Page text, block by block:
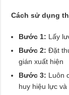
Cách sử dụng
Bước 1: Lấy
Bước 2: Đặt
gián xuất hiện
Bước 3: Luôn
huy hiệu lực